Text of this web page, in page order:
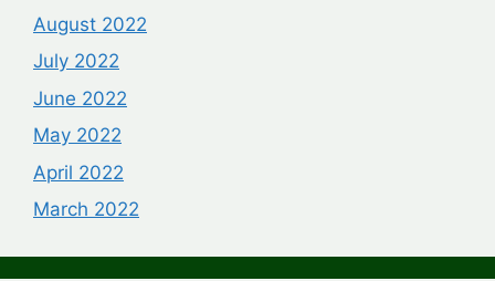
August 2022
July 2022
June 2022
May 2022
April 2022
March 2022